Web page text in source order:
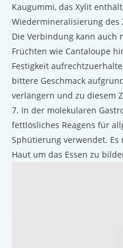
Kaugummi, das Xylit
Wiedermineralisierung des
Die Verbindung kann auch
Früchten wie Cantaloupe
Festigkeit
bittere Geschmack
verlängern und zu diesem
7. In der molekularen
fettlösliches Reagens für
Sphütierung verwendet.
Haut um das Essen zu